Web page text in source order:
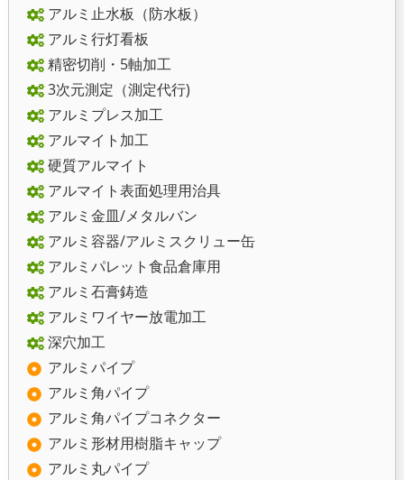
アルミ止水板（防水板）
アルミ行灯看板
精密切削・5軸加工
3次元測定（測定代行)
アルミプレス加工
アルマイト加工
硬質アルマイト
アルマイト表面処理用治具
アルミ金皿/メタルバン
アルミ容器/アルミスクリュー缶
アルミパレット食品倉庫用
アルミ石膏鋳造
アルミワイヤー放電加工
深穴加工
アルミパイプ
アルミ角パイプ
アルミ角パイプコネクター
アルミ形材用樹脂キャップ
アルミ丸パイプ